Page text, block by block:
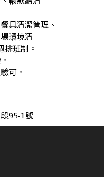
具清潔管理、
環境清
排班制。
可。
95-1號